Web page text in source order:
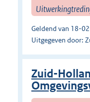
Geldend van 18-
Uitgegeven door:
Zuid-